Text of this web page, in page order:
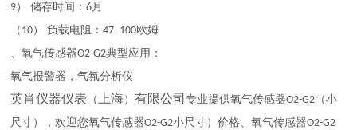
9） 储存时间：6月
（ 10） 负载电阻：47- 100欧姆
、氧气传感器O2-G2典型应用：
氧气报警器，气氛分析仪
英肖仪器仪表 （ 上海）有限公司专业提供氧气传感器O2-G2 （小
尺寸），欢迎您氧气传感器O2-G2小尺寸）价格、氧气传感器O2-G2